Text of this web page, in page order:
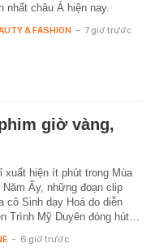
nhất châu Á hiện nay.
& FASHION - 7 giờ trước
giờ vàng,
xuất hiện ít phút trong Mùa
Năm Ấy, những đoạn clip
cô Sinh dạy Hoá do diễn
Trình Mỹ Duyên đóng hút…
- 6 giờ trước